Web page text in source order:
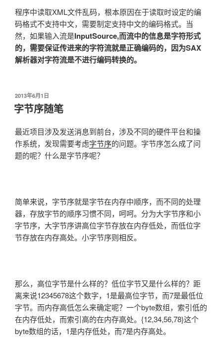
程序中读取XML文件乱码，根本原因在于读取时设定的编
码格式不支持中文，需要制定支持中文的编码格式。当
然，如果输入流是InputSource,而流中的信息是字符形式
的，需要保证传进来的字符流就是正确编码的，因为SAX
解析器对字符流是不进行编码转换的。
发
布
于
2013年6月1日
字节序随笔
最近项目涉及发送消息到前台，涉及不同的硬件平台和操
作系统，发现需要考虑字节序的问题。字节序怎么成了问
题的呢？什么是字节序呢？
简单来说，字节序就是字节在内存中顺序，而不同的处理
器，存放字节的顺序习惯不同，呵呵。分为大字节序和小
字节序，大字节序讲高位字节存放在内存低处，而低位字
节存放在内存高处。小字节序则相反。
那么，高位字节是什么样的？低位字节又是什么样的？距
离来说12345678这个数字，1是最高位字节，而7是最低位
字节。而内存高低怎么来确定呢？一个byte数组，索引低的
在内存低处，而索引高的在内存高处。{12,34,56,78}这个
byte数组的话，1是内存低处，而7是内存高处。